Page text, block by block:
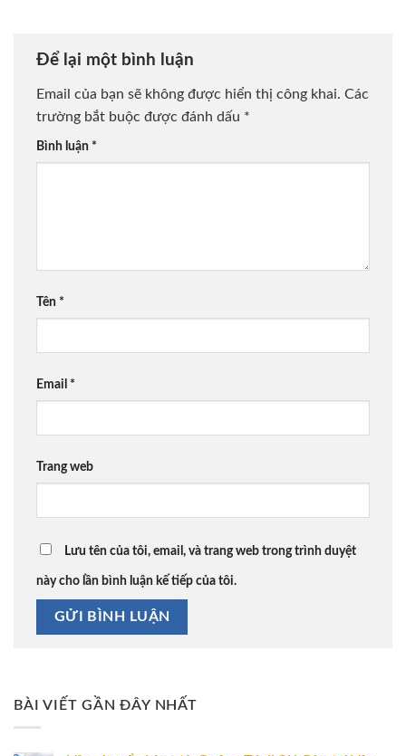
Để lại một bình luận
Email của bạn sẽ không được hiển thị công khai. Các
trường bắt buộc được đánh dấu *
Bình luận *
Tên *
Email *
Trang web
Lưu tên của tôi, email, và trang web trong trình duyệt
này cho lần bình luận kế tiếp của tôi.
BÀI VIẾT GẦN ĐÂY NHẤT